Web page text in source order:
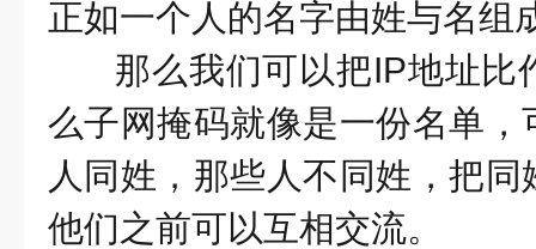
正如一个人的名字由姓与名组
那么我们可以把IP地址比
么子网掩码就像是一份名单
人同姓，那些人不同姓，把
他们之前可以互相交流。